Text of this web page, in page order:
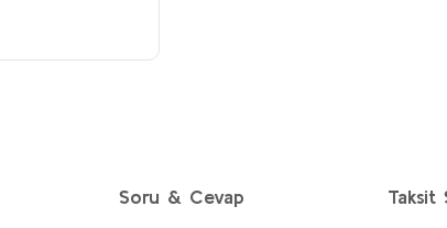
Soru & Cevap Taksit